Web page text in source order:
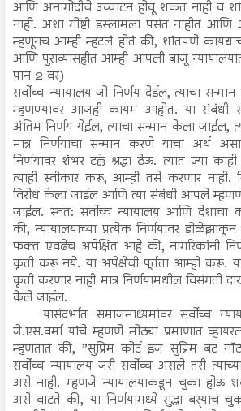
आणि अनागोंदीचे उच्चाटन होवू शकत नाही व
नाही. अशा गोष्टी इस्लामला पसंत नाहीत आणि
म्हणूनच आम्ही म्हटलं होतं की, शांतपणे
आणि पुराव्यासहीत आम्ही आपली बाजू
पान 2 वर)
सर्वोच्च न्यायालय जो निर्णय देईल, त्याचा
म्हणण्यावर आजही कायम आहोत. या संबंधी
अंतिम निर्णय येईल, त्याचा सन्मान केला जाईल,
मात्र निर्णयाचा सन्मान करणे याचा अर्थ
निर्णयावर शंभर टक्के श्रद्धा ठेऊ. त्यात ज्या
त्याही स्वीकार करू, आम्ही तसे करणार नाही.
विरोध केला जाईल आणि त्या संबंधी आपले म्हणणे
जाईल. स्वत: सर्वोच्च न्यायालय आणि देशाचा
की, न्यायालयाच्या प्रत्येक निर्णयावर डोळेझाकून
फक्त एवढेच अपेक्षित आहे की, नागरिकांनी
कृती करू नये. या अपेक्षेची पूर्तता आम्ही करू. या
कृती करणार नाही मात्र निर्णयामधील
केले जाईल.
यासंदर्भात समाजमाध्यमांवर सर्वोच्च
जे.एस.वर्मा यांचे म्हणणे मोठ्या प्रमाणात
म्हणतात की, ”सुप्रिम कोर्ट इज सुप्रिम बट
सर्वोच्च न्यायालय जरी सर्वोच्च असले तरी
असे नाही. म्हणजे न्यायालयाकडून चुका होऊ
असे वाटते की, या निर्णयामध्ये सुद्धा बर्‍याच